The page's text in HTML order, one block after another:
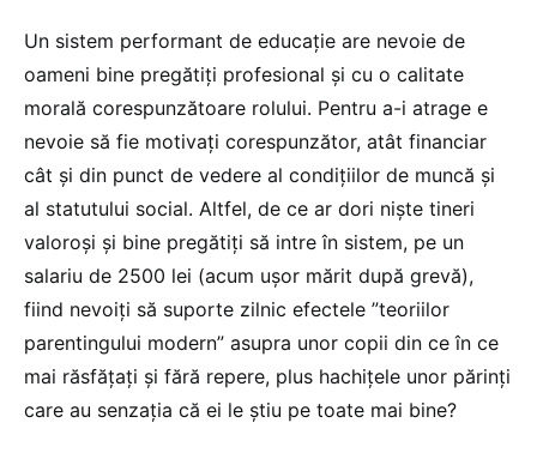
Un sistem performant de educație are nevoie de
oameni bine pregătiți profesional și cu o calitate
morală corespunzătoare rolului. Pentru a-i atrage e
nevoie să fie motivați corespunzător, atât financiar
cât și din punct de vedere al condițiilor de muncă și
al statutului social. Altfel, de ce ar dori niște tineri
valoroși și bine pregătiți să intre în sistem, pe un
salariu de 2500 lei (acum ușor mărit după grevă),
fiind nevoiți să suporte zilnic efectele ”teoriilor
parentingului modern” asupra unor copii din ce în ce
mai răsfățați și fără repere, plus hachițele unor părinți
care au senzația că ei le știu pe toate mai bine?